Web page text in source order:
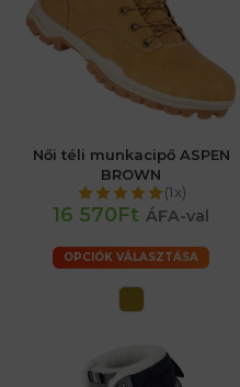
Női téli munkacipő ASPEN
BROWN
(1x)
16 570Ft ÁFA-val
OPCIÓK VÁLASZTÁSA